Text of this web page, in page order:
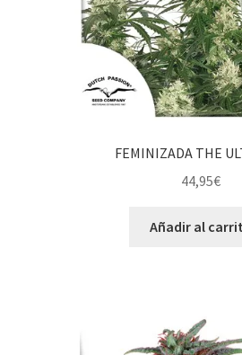
FEMINIZADA THE
44,95€
Añadir al